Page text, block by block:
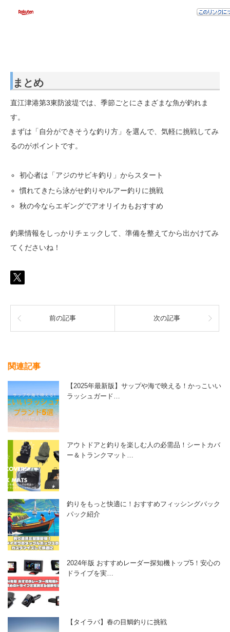
まとめ
直江津港第3東防波堤では、季節ごとにさまざまな魚が釣れま
す。
まずは「自分ができそうな釣り方」を選んで、気軽に挑戦してみ
るのがポイントです。
初心者は「アジのサビキ釣り」からスタート
慣れてきたら泳がせ釣りやルアー釣りに挑戦
秋の今ならエギングでアオリイカもおすすめ
釣果情報をしっかりチェックして、準備を整えてから出かけてみ
てくださいね！
前の記事 次の記事
関連記事
【2025年最新版】サップや海で映える！かっこいい
ラッシュガード…
アウトドアと釣りを楽しむ人の必需品！シートカバ
ー＆トランクマット…
釣りをもっと快適に！おすすめフィッシングバック
パック紹介
2024年版 おすすめレーダー探知機トップ5！安心の
ドライブを実…
【タイラバ】春の目鯛釣りに挑戦